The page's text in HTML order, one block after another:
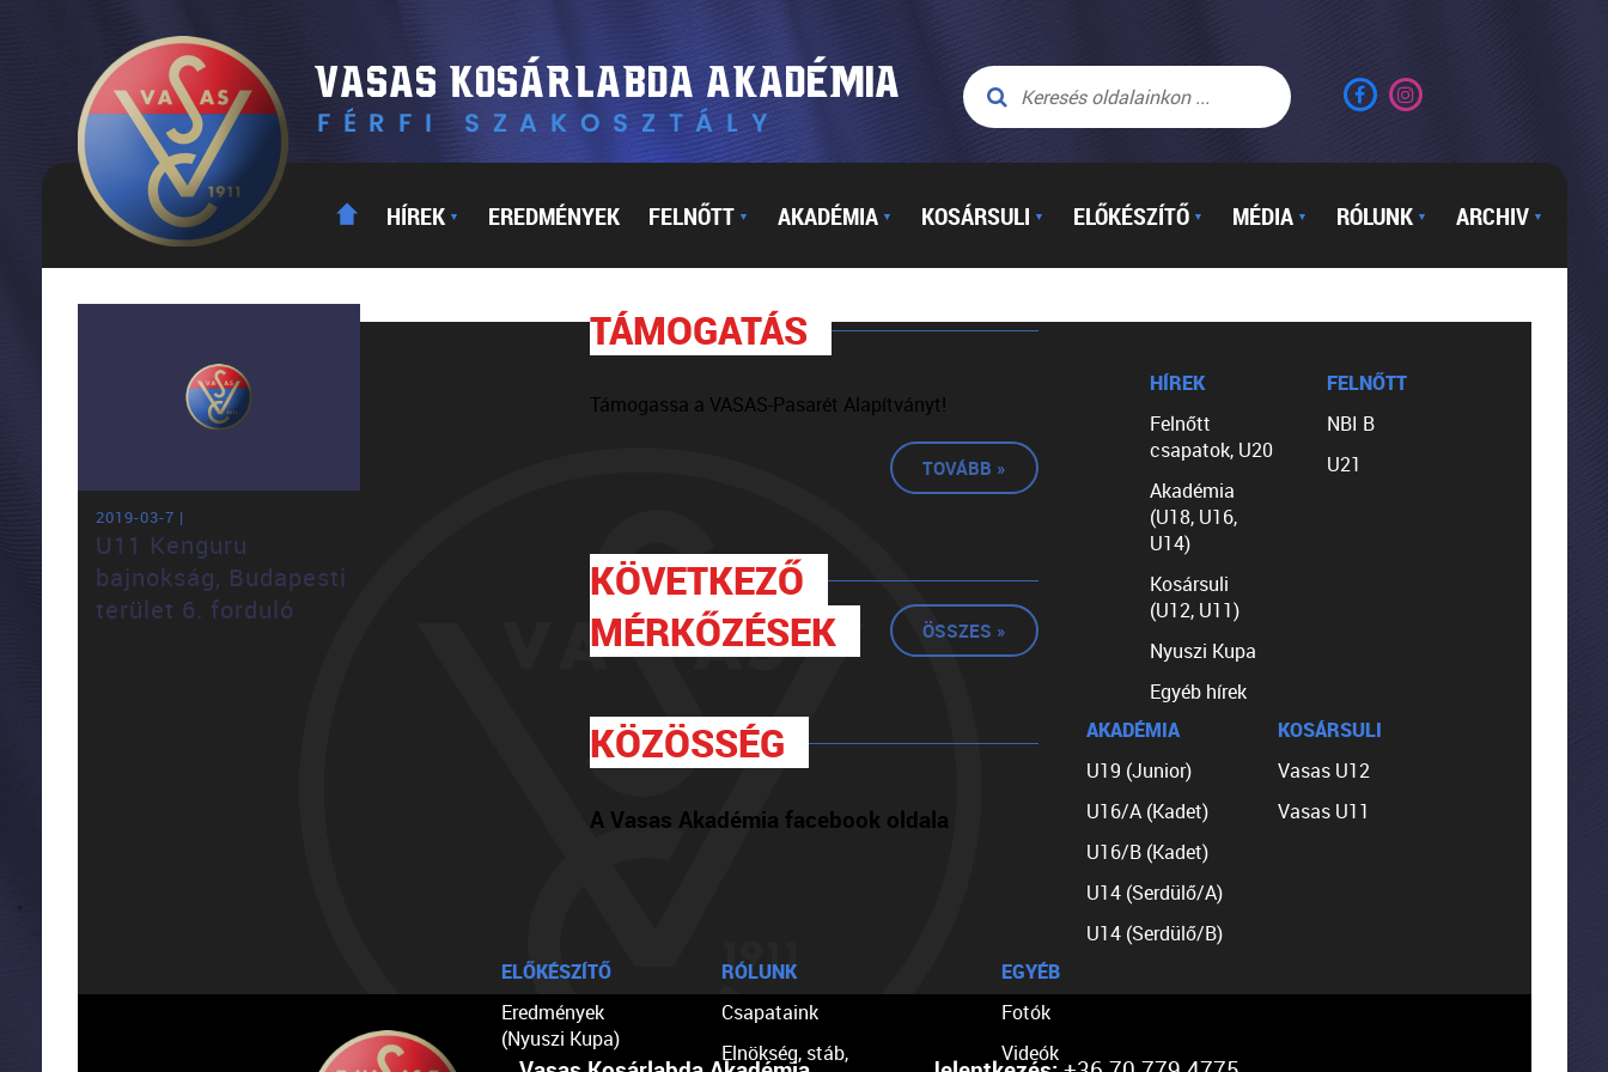
HÍREK ▼ EREDMÉNYEK FELNŐTT ▼ AKADÉMIA ▼ KOSÁRSULI ▼ ELŐKÉSZÍTŐ ▼ MÉDIA ▼ RÓLUNK ▼ ARCHIV ▼
2019-03-7 |
U11 Kenguru
bajnokság, Budapesti
terület 6. forduló
TÁMOGATÁS
Támogassa a VASAS-Pasarét Alapítványt!
TOVÁBB »
KÖVETKEZŐ
MÉRKŐZÉSEK
ÖSSZES »
KÖZÖSSÉG
A Vasas Akadémia facebook oldala
HÍREK
Felnőtt
csapatok, U20
Akadémia
(U18, U16,
U14)
Kosársuli
(U12, U11)
Nyuszi Kupa
Egyéb hírek
FELNŐTT
NBI B
U21
AKADÉMIA
U19 (Junior)
U16/A (Kadet)
U16/B (Kadet)
U14 (Serdülő/A)
U14 (Serdülő/B)
KOSÁRSULI
Vasas U12
Vasas U11
ELŐKÉSZÍTŐ
Eredmények
(Nyuszi Kupa)
RÓLUNK
Csapataink
Elnökség, stáb,
EGYÉB
Fotók
Videók